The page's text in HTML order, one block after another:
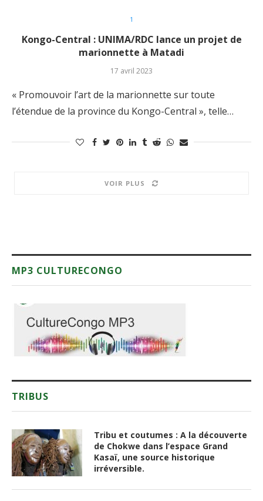
1
Kongo-Central : UNIMA/RDC lance un projet de
marionnette à Matadi
17 avril 2023
« Promouvoir l’art de la marionnette sur toute
l’étendue de la province du Kongo-Central », telle…
VOIR PLUS
MP3 CULTURECONGO
TRIBUS
Tribu et coutumes : A la découverte
de Chokwe dans l’espace Grand
Kasaï, une source historique
irréversible.